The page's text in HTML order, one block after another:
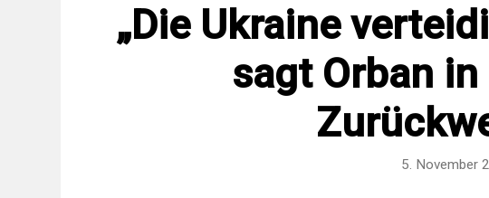
„Die Ukraine
sagt Orban
5. November